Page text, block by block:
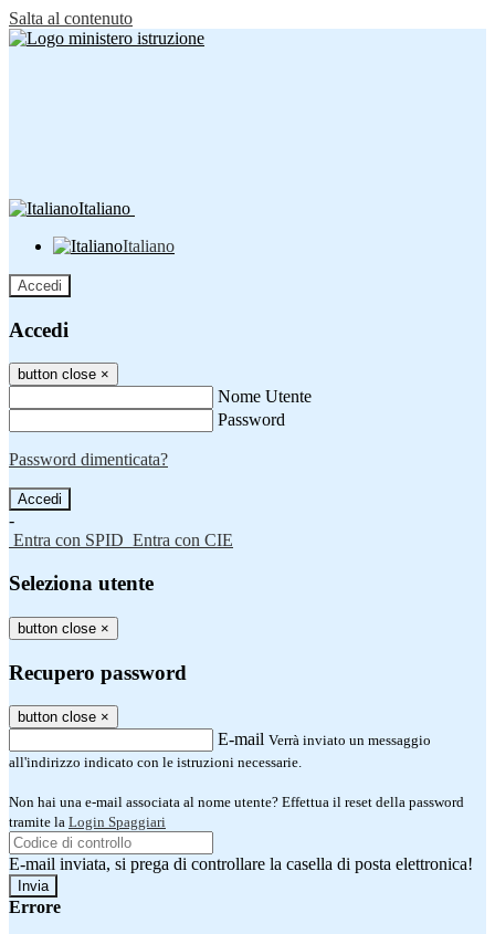
Salta al contenuto
Italiano
Italiano
Accedi
Accedi
button close ×
Nome Utente
Password
Password dimenticata?
-
Entra con SPID Entra con CIE
Seleziona utente
button close ×
Recupero password
button close ×
E-mail Verrà inviato un messaggio
all'indirizzo indicato con le istruzioni necessarie.
Non hai una e-mail associata al nome utente? Effettua il reset della password
tramite la Login Spaggiari
E-mail inviata, si prega di controllare la casella di posta elettronica!
Errore